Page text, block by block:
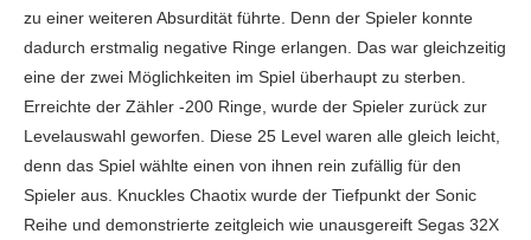
zu einer weiteren Absurdität führte. Denn der Spieler konnte
dadurch erstmalig negative Ringe erlangen. Das war gleichzeitig
eine der zwei Möglichkeiten im Spiel überhaupt zu sterben.
Erreichte der Zähler -200 Ringe, wurde der Spieler zurück zur
Levelauswahl geworfen. Diese 25 Level waren alle gleich leicht,
denn das Spiel wählte einen von ihnen rein zufällig für den
Spieler aus. Knuckles Chaotix wurde der Tiefpunkt der Sonic
Reihe und demonstrierte zeitgleich wie unausgereift Segas 32X